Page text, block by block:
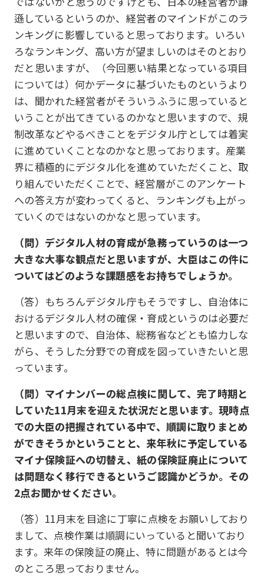
遜しているというのか、経営者のマインドがこのラ
ンキングに影響していると思っております。いろい
ろなランキング、高い方が望ましいのはそのとおり
だと思いますが、（今回悪い結果となっている項目
については）何かデータに基づいたものというより
は、聞かれた経営者がそういうふうに思っていると
いうことが出てきているのかなと思いますので、規
制改革などやるべきことをデジタル庁としては着実
に進めていくことなのかなと思っております。産業
界に積極的にデジタル化を進めていただくこと、取
り組んでいただくことで、経営層がこのアンケート
への答え方が変わってくると、ランキングも上がっ
ていくのではないのかなと思っています。
（問）デジタル人材の育成が急務っていうのは一つ
大きな大事な観点だと思いますが、大臣はこの件に
ついてはどのような課題感をお持ちでしょうか。
（答）もちろんデジタル庁もそうですし、自治体に
おけるデジタル人材の確保・育成というのは必要だ
と思いますので、自治体、総務省などとも協力しな
がら、そうした分野での育成を図っていきたいと思
っています。
（問）マイナンバーの総点検に関して、完了時期と
していた11月末を迎えた状況だと思います。現時点
での大臣の把握されている中で、順調に取りまとめ
ができそうかということと、来年秋に予定している
マイナ保険証への切替え、紙の保険証廃止について
は問題なく移行できるというご認識かどうか。その
2点お聞かせください。
（答）11月末を目途に丁寧に点検をお願いしており
まして、点検作業は順調にいっていると聞いており
ます。来年の保険証の廃止、特に問題があるとは今
のところ思っておりません。